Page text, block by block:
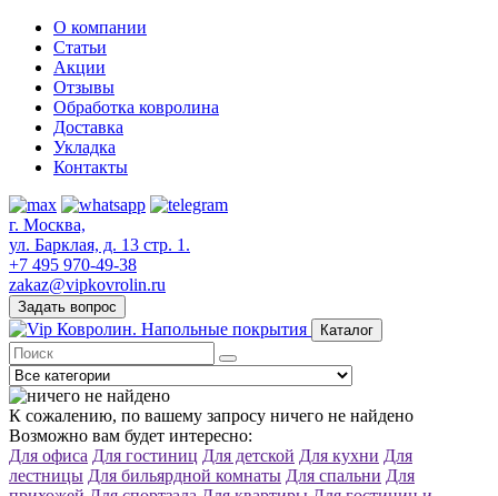
О компании
Статьи
Акции
Отзывы
Обработка ковролина
Доставка
Укладка
Контакты
г. Москва,
ул. Барклая, д. 13 стр. 1.
+7 495 970-49-38
zakaz@vipkovrolin.ru
Задать вопрос
Каталог
К сожалению, по вашему запросу ничего не найдено
Возможно вам будет интересно:
Для офиса Для гостиниц Для детской Для кухни Для
лестницы Для бильярдной комнаты Для спальни Для